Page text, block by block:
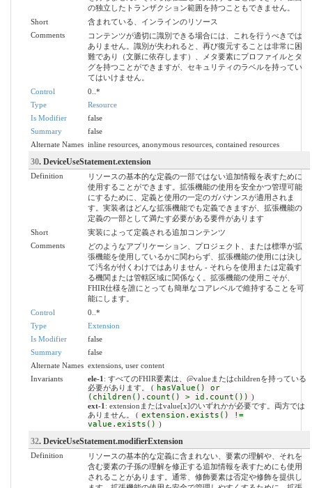
の独立したトランザクション範囲を持つこともできません。
Short
含まれている、インラインのリソース
Comments
コンテンツが適切に識別できる場合には、これを行うべきでは
ありません。識別が失われると、再び復元することは非常に困
難であり（文脈に依存します）、メタ要素にプロファイルとタ
グを持つことができますが、セキュリティのラベルを持ってい
てはいけません。
Control
0..*
Type
Resource
Is Modifier
false
Summary
false
Alternate Names inline resources, anonymous resources, contained resources
30. DeviceUseStatement.extension
Definition
リソースの基本的な定義の一部ではない追加情報を表すために
使用することができます。拡張機能の使用を安全かつ管理可能
にするために、定義と使用の一定のガバナンスが適用されま
す。実装者はどんな拡張機能でも定義できますが、拡張機能の
定義の一部として満たす必要がある要件があります
Short
実装によって定義される追加コンテンツ
Comments
どのようなアプリケーション、プロジェクト、または標準が拡
張機能を使用しているかに関わらず、拡張機能の使用には決し
て汚名が付くわけではありません - それらを使用または定義す
る機関または管轄区域に関係なく。拡張機能の使用こそが、
FHIR仕様を誰にとっても簡単なコアレベルで維持することを可
能にします。
Control
0..*
Type
Extension
Is Modifier
false
Summary
false
Alternate Names extensions, user content
Invariants
ele-1 : すべてのFHIR要素は、@valueまたはchildrenを持っている
必要があります。 ( hasValue() or
(children().count() > id.count()) )
ext-1 : extensionまたはvalue[x]のいずれかが必要です。両方では
ありません。 ( extension.exists() !=
value.exists() )
32. DeviceUseStatement.modifierExtension
Definition
リソースの基本的な定義に含まれない、要素の理解や、それを
含む要素の子孫の理解を修正する追加情報を表すためにも使用
されることがあります。通常、修飾要素は否定や修飾を提供し